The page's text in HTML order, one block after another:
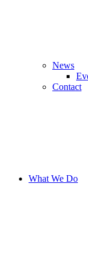
News
Contact
What We Do